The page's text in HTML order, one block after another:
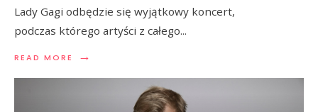
Lady Gagi odbędzie się wyjątkowy koncert,
podczas którego artyści z całego...
READ MORE →